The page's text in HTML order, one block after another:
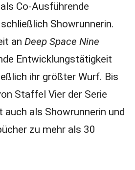
Co-Ausführende
Showrunnerin.
an Deep Space Nine
Entwicklungstätigkeit
ihr größter Wurf. Bis
Staffel Vier der Serie
als Showrunnerin und
zu mehr als 30